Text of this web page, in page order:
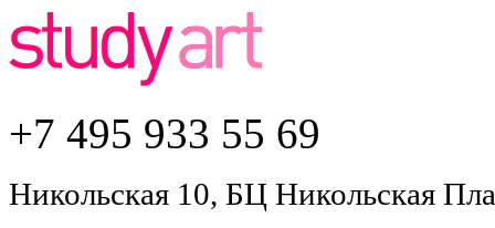
+7 495 933 55 69
Никольская 10, БЦ Никольская